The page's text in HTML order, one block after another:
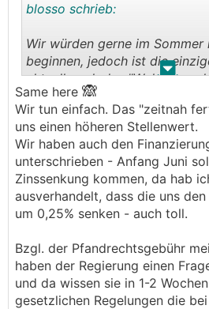
. .
blosso schrieb:
Wir würden gerne im
beginnen, jedoch ist die
aktuell noch das
oder falls noch keine Klärung
einfach beginnen? Wie macht
Rein theoretisch, kann der
auch nach Baubeginn
Same here 🙈
Wir tun einfach. Das "zeitnah
uns einen höheren Stellenwert.
Wir haben auch den
unterschrieben - Anfang Juni
Zinssenkung kommen, da hab
ausverhandelt, dass die uns
um 0,25% senken - auch toll.
Bzgl. der Pfandrechtsgebühr
haben der Regierung einen
und da wissen sie in 1-2
gesetzlichen Regelungen die